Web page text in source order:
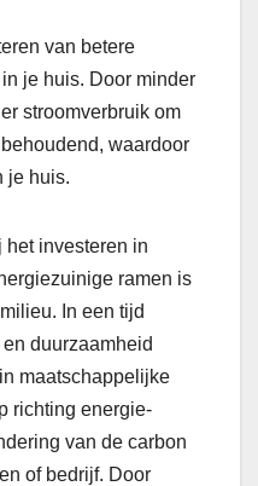
van betere
je huis. Door minder
stroomverbruik om
waardoor
je huis.
het investeren in
ramen is
In een tijd
duurzaamheid
maatschappelijke
richting energie-
van de carbon
of bedrijf. Door